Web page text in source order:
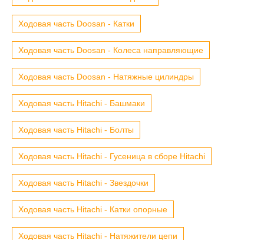
Ходовая часть Doosan - Катки
Ходовая часть Doosan - Колеса направляющие
Ходовая часть Doosan - Натяжные цилиндры
Ходовая часть Hitachi - Башмаки
Ходовая часть Hitachi - Болты
Ходовая часть Hitachi - Гусеница в сборе Hitachi
Ходовая часть Hitachi - Звездочки
Ходовая часть Hitachi - Катки опорные
Ходовая часть Hitachi - Натяжители цепи